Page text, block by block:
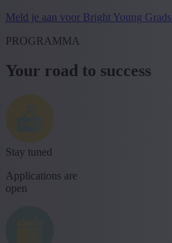
Meld je aan voor Bright Young Grads
PROGRAMMA
Your road to success
Stay tuned
Applications are
open